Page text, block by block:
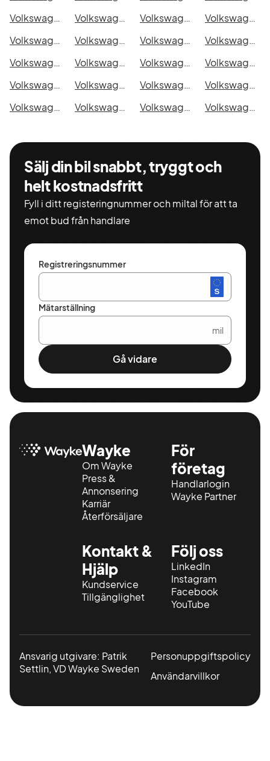
Volkswagen e-up! i Borås
Volkswagen e-up! i Falkenberg Volkswagen e-up! i Gävle
Volkswagen e-up! i Luleå
Volkswagen e-up! i Lund
Volkswagen e-up! i Mönsterås Volkswagen e-up! i Uddevalla
Volkswagen e-up! i Västervik
Volkswagen e-up! i Ystad
Volkswagen e-up! i Östersund Volkswagen e-up! i Borlänge
Volkswagen e-up! i Kiruna
Volkswagen e-up! i Nyköping
Volkswagen e-up! i Oskarshamn Volkswagen e-up! i Sigtuna
Volkswagen e-up! i Skellefteå
Volkswagen e-up! i Skövde
Volkswagen e-up! i Trollhättan Volkswagen e-up! i Alingsås Volkswagen e-up! i Båstad
Sälj din bil snabbt, tryggt och
helt kostnadsfritt
Fyll i ditt registeringnummer och miltal för att ta
emot bud från handlare
Registreringsnummer
Mätarställning
mil
Gå vidare
Wayke
Om Wayke
Press &
Annonsering
Karriär
Återförsäljare
För
företag
Handlarlogin
Wayke Partner
Kontakt &
Hjälp
Kundservice
Tillgänglighet
Följ oss
LinkedIn
Instagram
Facebook
YouTube
Ansvarig utgivare: Patrik
Settlin, VD Wayke Sweden
Personuppgiftspolicy
Användarvillkor